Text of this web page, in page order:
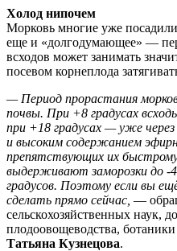
Холод нипочем
Морковь многие уже
еще и «долгодумающее» —
всходов может занимать
посевом корнеплода
— Период прорастания
почвы. При +8 градусах
при +18 градусах — уже
и высоким содержанием
препятствующих их
выдерживают заморозки до -4
градусов. Поэтому если вы
сделать прямо сейчас, —
сельскохозяйственных наук,
плодоовощеводства,
Татьяна Кузнецова.